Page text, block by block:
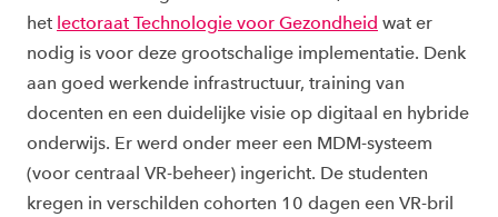
het lectoraat Technologie voor Gezondheid wat er
nodig is voor deze grootschalige implementatie. Denk
aan goed werkende infrastructuur, training van
docenten en een duidelijke visie op digitaal en hybride
onderwijs. Er werd onder meer een MDM-systeem
(voor centraal VR-beheer) ingericht. De studenten
kregen in verschilden cohorten 10 dagen een VR-bril